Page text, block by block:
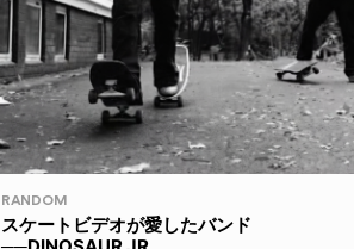
RANDOM
スケートビデオが愛したバンド